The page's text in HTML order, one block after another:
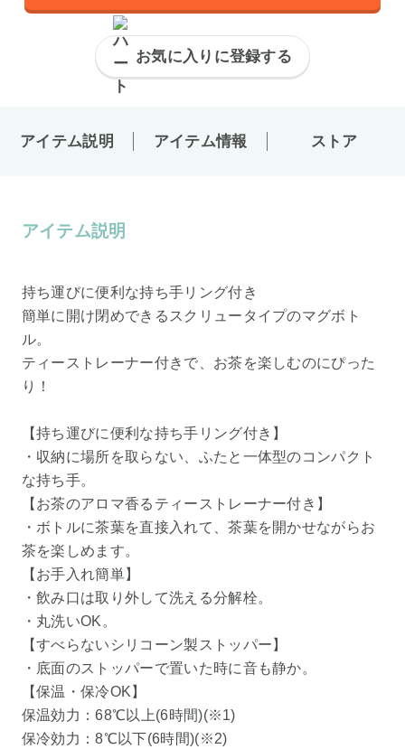
お気に入りに登録する
アイテム説明 アイテム情報 ストア
アイテム説明
持ち運びに便利な持ち手リング付き
簡単に開け閉めできるスクリュータイプのマグボト
ル。
ティーストレーナー付きで、お茶を楽しむのにぴった
り！
【持ち運びに便利な持ち手リング付き】
・収納に場所を取らない、ふたと一体型のコンパクト
な持ち手。
【お茶のアロマ香るティーストレーナー付き】
・ボトルに茶葉を直接入れて、茶葉を開かせながらお
茶を楽しめます。
【お手入れ簡単】
・飲み口は取り外して洗える分解栓。
・丸洗いOK。
【すべらないシリコーン製ストッパー】
・底面のストッパーで置いた時に音も静か。
【保温・保冷OK】
保温効力：68℃以上(6時間)(※1)
保冷効力：8℃以下(6時間)(※2)